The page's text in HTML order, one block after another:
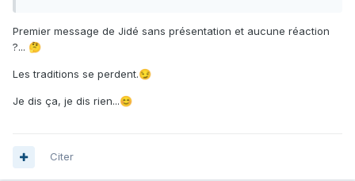
Premier message de Jidé sans présentation et aucune réaction
?... 🤔
Les traditions se perdent.😏
Je dis ça, je dis rien...😊
Citer